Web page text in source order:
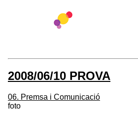
2008/06/10 PROVA
06. Premsa i Comunicació
foto